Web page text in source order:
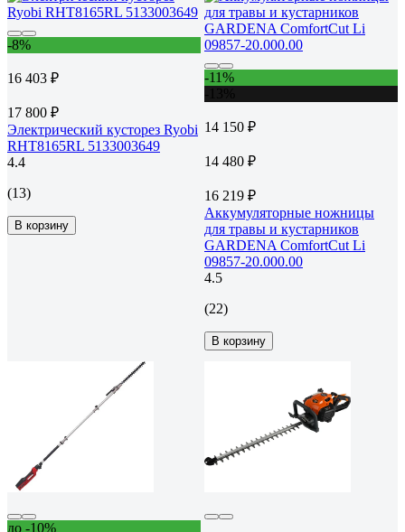
-8%
16 403 ₽
17 800 ₽
Электрический кусторез Ryobi
RHT8165RL 5133003649
4.4
(13)
В корзину
-11%
14 150 ₽
14 480 ₽
16 219 ₽
Аккумуляторные ножницы
для травы и кустарников
GARDENA ComfortCut Li
09857-20.000.00
4.5
(22)
В корзину
до -10%